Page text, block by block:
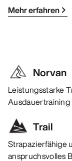
Mehr erfahren
Norvan
Leistungsstarke
Ausdauertraining
Trail
Strapazierfähige
anspruchsvolles